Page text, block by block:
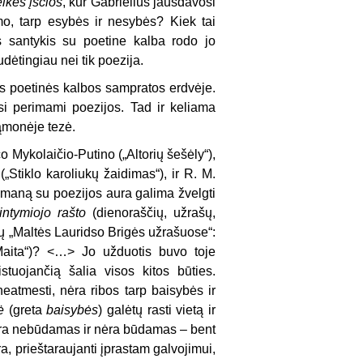
tarp esybės ir nesybės? Kiek tai
santykis su poetine kalba rodo jo
nei tik poezija.
poetinės kalbos sampratos erdvėje.
perimami poezijos. Tad ir keliama
tezė.
Mykolaičio-Putino („Altorių šešėly“),
karoliukų žaidimas“), ir R. M.
su poezijos aura galima žvelgti
intymiojo rašto (dienoraščių, užrašų,
Lauridso Brigės užrašuose“:
<…> Jo užduotis buvo toje
šalia visos kitos būties.
nėra ribos tarp baisybės ir
(gretabaisybės) galėtų rasti vietą ir
nebūdamas ir nėra būdamas – bent
prieštaraujanti įprastam galvojimui,